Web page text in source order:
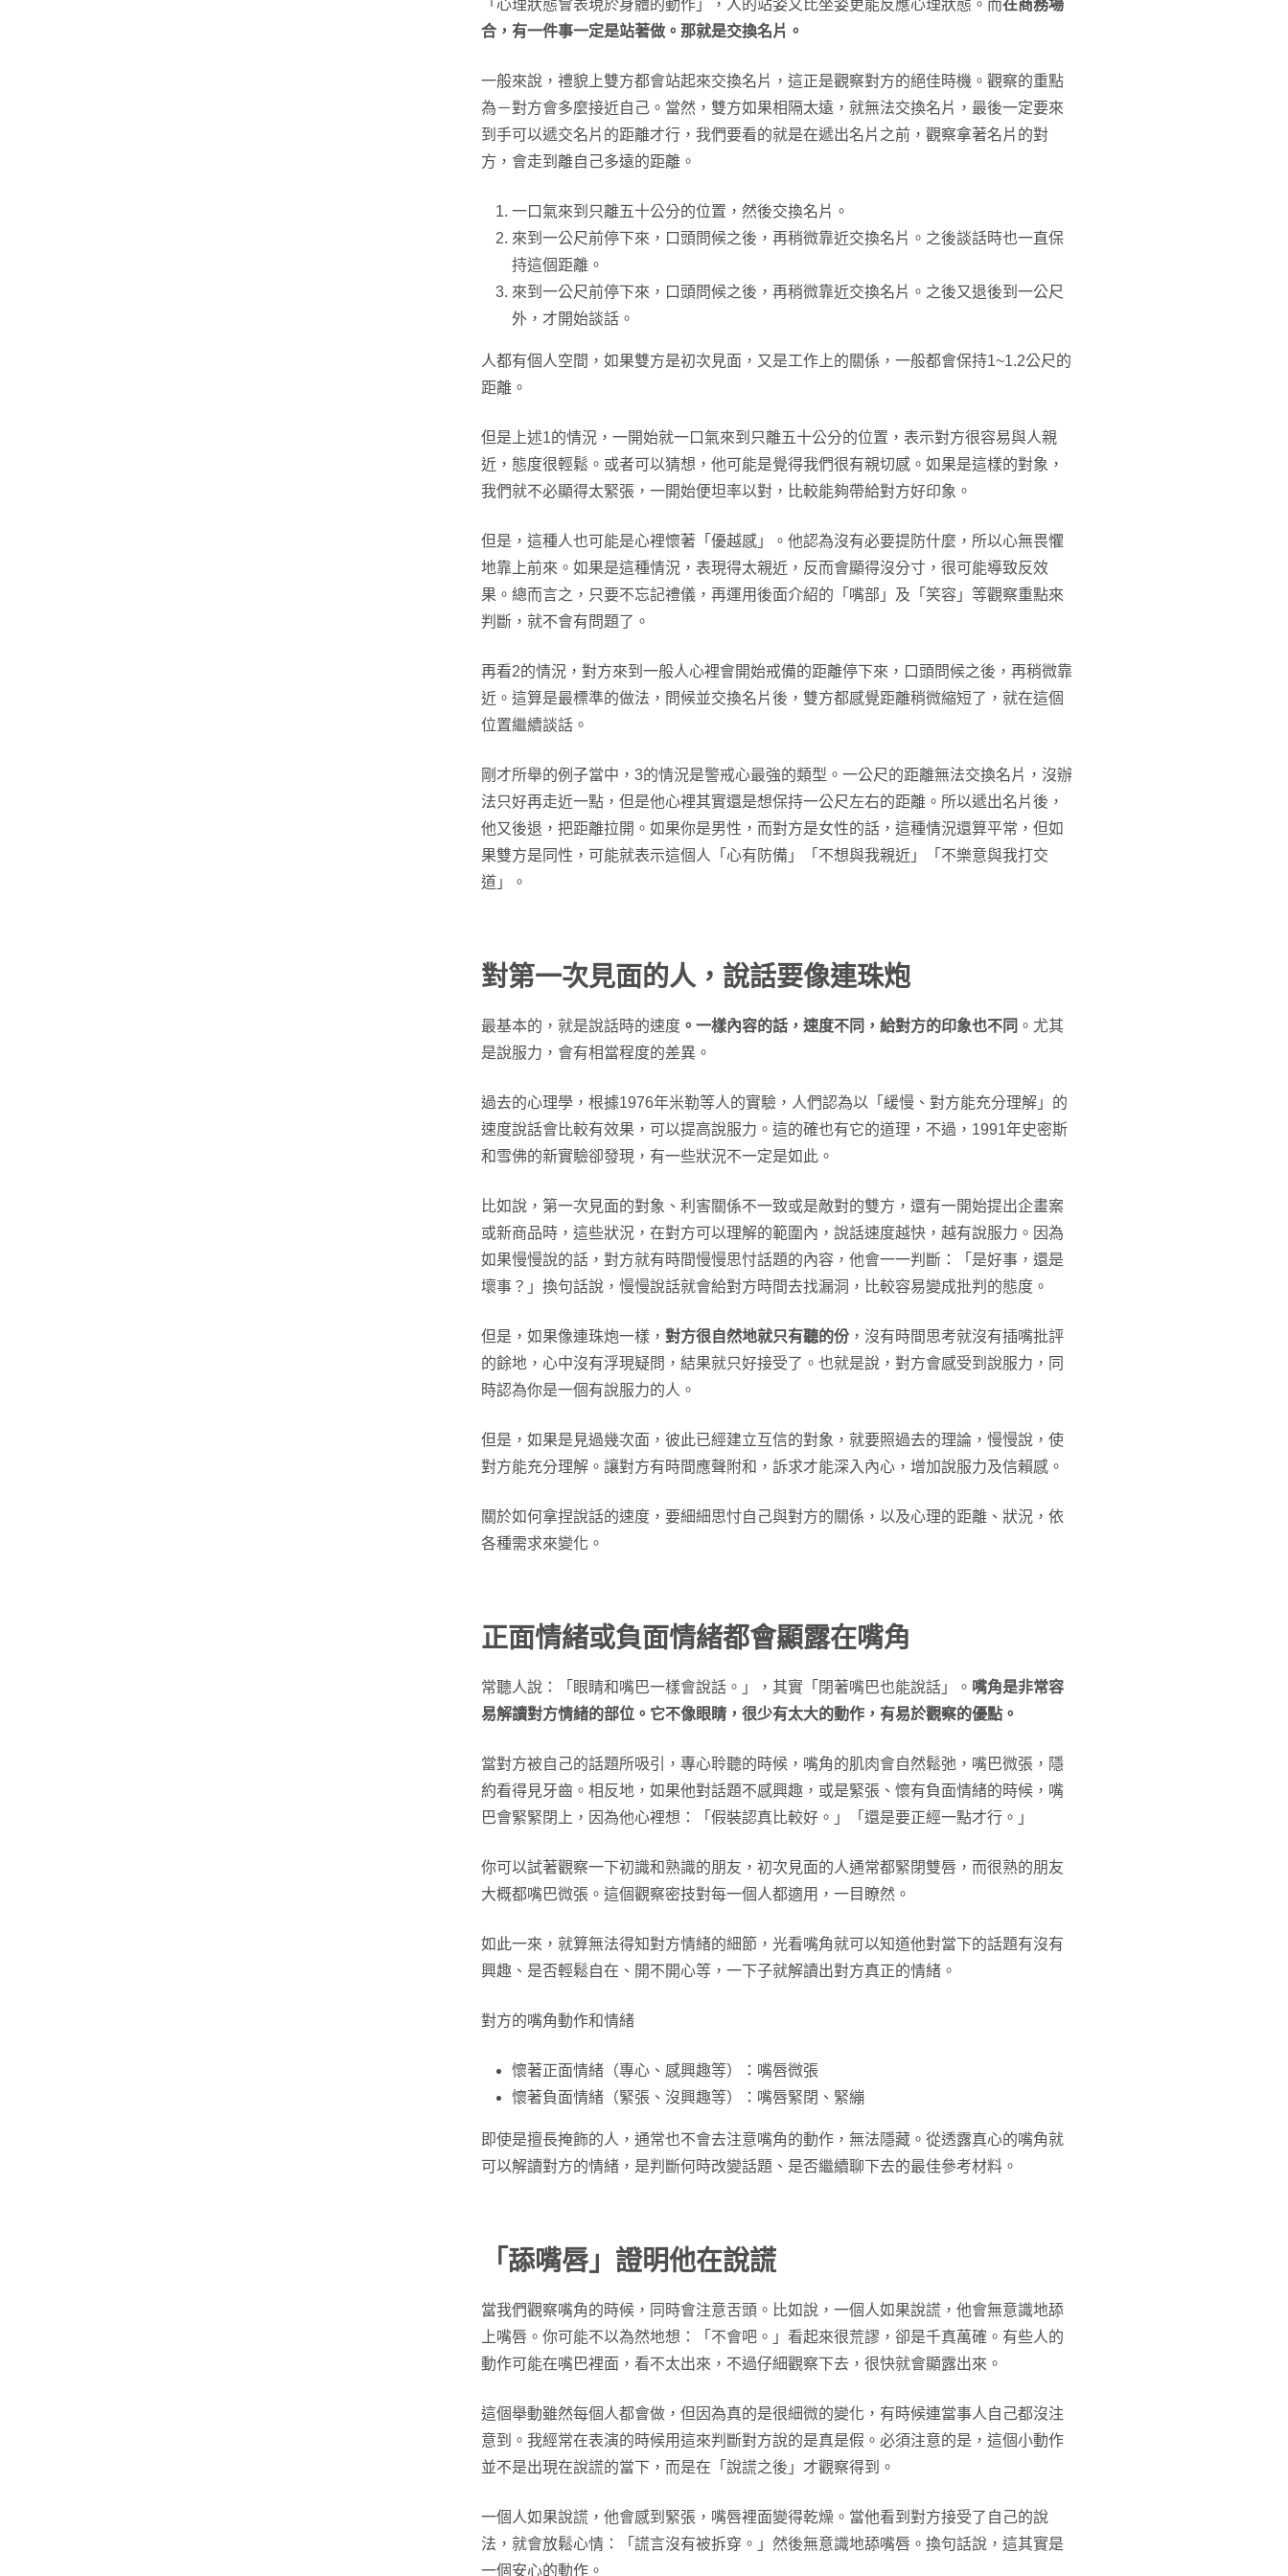
「心理狀態會表現於身體的動作」，人的站姿又比坐姿更能反應心理狀態。而在商務場
合，有一件事一定是站著做。那就是交換名片。
一般來說，禮貌上雙方都會站起來交換名片，這正是觀察對方的絕佳時機。觀察的重點
為－對方會多麼接近自己。當然，雙方如果相隔太遠，就無法交換名片，最後一定要來
到手可以遞交名片的距離才行，我們要看的就是在遞出名片之前，觀察拿著名片的對
方，會走到離自己多遠的距離。
一口氣來到只離五十公分的位置，然後交換名片。
來到一公尺前停下來，口頭問候之後，再稍微靠近交換名片。之後談話時也一直保
持這個距離。
來到一公尺前停下來，口頭問候之後，再稍微靠近交換名片。之後又退後到一公尺
外，才開始談話。
人都有個人空間，如果雙方是初次見面，又是工作上的關係，一般都會保持1~1.2公尺的
距離。
但是上述1的情況，一開始就一口氣來到只離五十公分的位置，表示對方很容易與人親
近，態度很輕鬆。或者可以猜想，他可能是覺得我們很有親切感。如果是這樣的對象，
我們就不必顯得太緊張，一開始便坦率以對，比較能夠帶給對方好印象。
但是，這種人也可能是心裡懷著「優越感」。他認為沒有必要提防什麼，所以心無畏懼
地靠上前來。如果是這種情況，表現得太親近，反而會顯得沒分寸，很可能導致反效
果。總而言之，只要不忘記禮儀，再運用後面介紹的「嘴部」及「笑容」等觀察重點來
判斷，就不會有問題了。
再看2的情況，對方來到一般人心裡會開始戒備的距離停下來，口頭問候之後，再稍微靠
近。這算是最標準的做法，問候並交換名片後，雙方都感覺距離稍微縮短了，就在這個
位置繼續談話。
剛才所舉的例子當中，3的情況是警戒心最強的類型。一公尺的距離無法交換名片，沒辦
法只好再走近一點，但是他心裡其實還是想保持一公尺左右的距離。所以遞出名片後，
他又後退，把距離拉開。如果你是男性，而對方是女性的話，這種情況還算平常，但如
果雙方是同性，可能就表示這個人「心有防備」「不想與我親近」「不樂意與我打交
道」。
對第一次見面的人，說話要像連珠炮
最基本的，就是說話時的速度 。一樣內容的話，速度不同，給對方的印象也不同 。尤其
是說服力，會有相當程度的差異。
過去的心理學，根據1976年米勒等人的實驗，人們認為以「緩慢、對方能充分理解」的
速度說話會比較有效果，可以提高說服力。這的確也有它的道理，不過，1991年史密斯
和雪佛的新實驗卻發現，有一些狀況不一定是如此。
比如說，第一次見面的對象、利害關係不一致或是敵對的雙方，還有一開始提出企畫案
或新商品時，這些狀況，在對方可以理解的範圍內，說話速度越快，越有說服力。因為
如果慢慢說的話，對方就有時間慢慢思忖話題的內容，他會一一判斷：「是好事，還是
壞事？」換句話說，慢慢說話就會給對方時間去找漏洞，比較容易變成批判的態度。
但是，如果像連珠炮一樣， 對方很自然地就只有聽的份 ，沒有時間思考就沒有插嘴批評
的餘地，心中沒有浮現疑問，結果就只好接受了。也就是說，對方會感受到說服力，同
時認為你是一個有說服力的人。
但是，如果是見過幾次面，彼此已經建立互信的對象，就要照過去的理論，慢慢說，使
對方能充分理解。讓對方有時間應聲附和，訴求才能深入內心，增加說服力及信賴感。
關於如何拿捏說話的速度，要細細思忖自己與對方的關係，以及心理的距離、狀況，依
各種需求來變化。
正面情緒或負面情緒都會顯露在嘴角
常聽人說：「眼睛和嘴巴一樣會說話。」，其實「閉著嘴巴也能說話」。 嘴角是非常容
易解讀對方情緒的部位。它不像眼睛，很少有太大的動作，有易於觀察的優點。
當對方被自己的話題所吸引，專心聆聽的時候，嘴角的肌肉會自然鬆弛，嘴巴微張，隱
約看得見牙齒。相反地，如果他對話題不感興趣，或是緊張、懷有負面情緒的時候，嘴
巴會緊緊閉上，因為他心裡想：「假裝認真比較好。」「還是要正經一點才行。」
你可以試著觀察一下初識和熟識的朋友，初次見面的人通常都緊閉雙唇，而很熟的朋友
大概都嘴巴微張。這個觀察密技對每一個人都適用，一目瞭然。
如此一來，就算無法得知對方情緒的細節，光看嘴角就可以知道他對當下的話題有沒有
興趣、是否輕鬆自在、開不開心等，一下子就解讀出對方真正的情緒。
對方的嘴角動作和情緒
懷著正面情緒（專心、感興趣等）：嘴唇微張
懷著負面情緒（緊張、沒興趣等）：嘴唇緊閉、緊繃
即使是擅長掩飾的人，通常也不會去注意嘴角的動作，無法隱藏。從透露真心的嘴角就
可以解讀對方的情緒，是判斷何時改變話題、是否繼續聊下去的最佳參考材料。
「舔嘴唇」證明他在說謊
當我們觀察嘴角的時候，同時會注意舌頭。比如說，一個人如果說謊，他會無意識地舔
上嘴唇。你可能不以為然地想：「不會吧。」看起來很荒謬，卻是千真萬確。有些人的
動作可能在嘴巴裡面，看不太出來，不過仔細觀察下去，很快就會顯露出來。
這個舉動雖然每個人都會做，但因為真的是很細微的變化，有時候連當事人自己都沒注
意到。我經常在表演的時候用這來判斷對方說的是真是假。必須注意的是，這個小動作
並不是出現在說謊的當下，而是在「說謊之後」才觀察得到。
一個人如果說謊，他會感到緊張，嘴唇裡面變得乾燥。當他看到對方接受了自己的說
法，就會放鬆心情：「謊言沒有被拆穿。」然後無意識地舔嘴唇。換句話說，這其實是
一個安心的動作。